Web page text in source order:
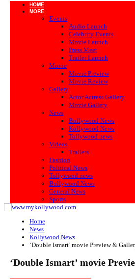
HOME
MORE
Events
Audio Launch
Celebrity Events
Movie Launch
Press Meet
Trailer Launch
Movie
Movie Preview
Movie Review
Gallery
Actor Actress Gallery
Movie Gallery
News
Bollywood News
Kollywood News
Tollywood news
Videos
Trailers
Fashion
Political News
Tollywood news
Bollywood News
General News
Sports
Home
News
Kollywood News
‘Double Ismart’ movie Preview &
‘Double Ismart’ movie